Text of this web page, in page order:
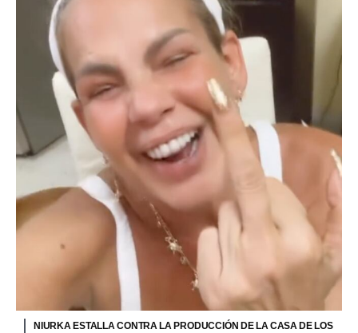
NIURKA ESTALLA CONTRA LA PRODUCCIÓN DE LA CASA DE LOS